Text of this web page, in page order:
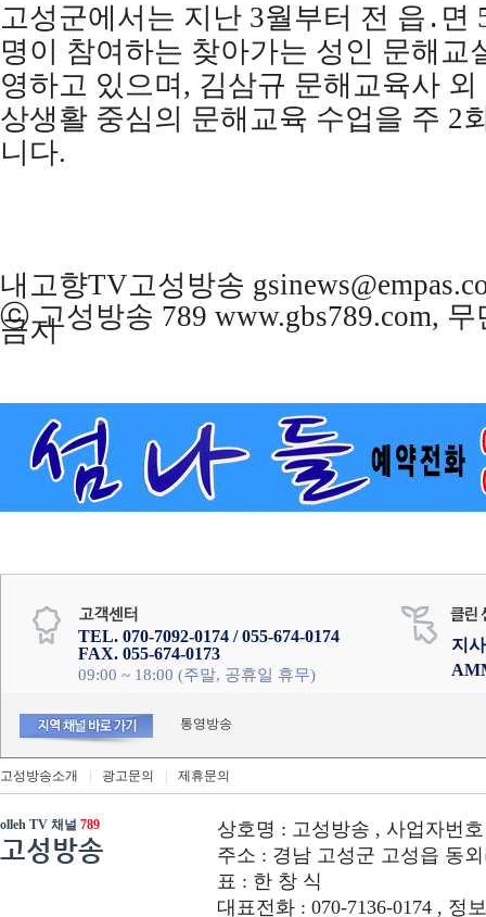
고성군에서는 지난 3월부터 전 읍 ․ 면
명이 참여하는 찾아가는 성인 문해교
영하고 있으며 , 김삼규 문해교육사 외
상생활 중심의 문해교육 수업을 주 2
니다.
내고향TV고성방송
ⓒ 고성방송 789 www.gbs789.com,
금지
TEL. 070-7092-0174 / 055-674-0174
FAX. 055-674-0173
09:00 ~ 18:00 (주말, 공휴일 휴무)
지
통영방송
고성방송소개 광고문의 제휴문의
olleh TV 채널 789
고성방송
상호명 : 고성방송 , 사업자번호
주소 : 경남 고성군 고성읍 동외
표 : 한 창 식
대표전화 : 070-7136-0174 , 정